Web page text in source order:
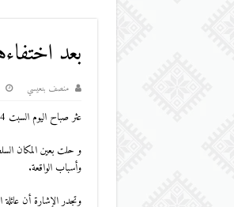
بعد
منصف بنعيسي
عثر صباح اليوم السبت 4 يوليوز الجاري، على شابة تبلغ من العمر 23 سنة ،(ت, ا) جثة هامدة بوادي درعة في منطقة امي نسيل جماعة أفرا .
و حلت بعين المكان
وأسباب الواقعة.
وتجدر الإشارة أن